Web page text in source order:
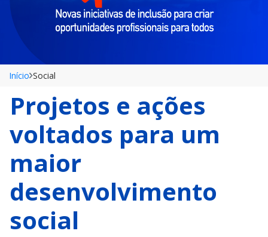
Início Social
Projetos e ações
voltados para um
maior
desenvolvimento
social